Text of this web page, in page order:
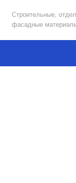
Строительные,
фасадные